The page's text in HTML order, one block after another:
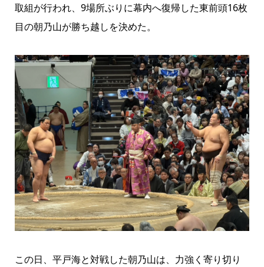
取組が行われ、9場所ぶりに幕内へ復帰した東前頭16枚
目の朝乃山が勝ち越しを決めた。
この日、平戸海と対戦した朝乃山は、力強く寄り切り